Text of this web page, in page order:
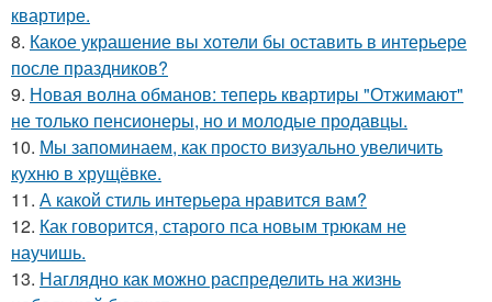
квартире.
8. Какое украшение вы хотели бы оставить в интерьере
после праздников?
9. Новая волна обманов: теперь квартиры "Отжимают"
не только пенсионеры, но и молодые продавцы.
10. Мы запоминаем, как просто визуально увеличить
кухню в хрущёвке.
11. А какой стиль интерьера нравится вам?
12. Как говорится, старого пса новым трюкам не
научишь.
13. Наглядно как можно распределить на жизнь